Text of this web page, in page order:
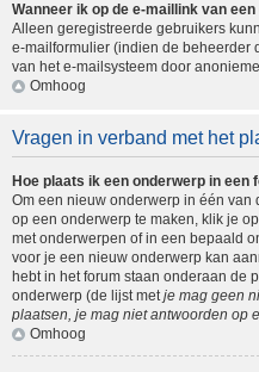
Wanneer ik op de e-maillink van
Alleen geregistreerde gebruikers
e-mailformulier (indien de beheerder
van het e-mailsysteem door
Omhoog
Vragen in verband met het
Hoe plaats ik een onderwerp in
Om een nieuw onderwerp in één van
op een onderwerp te maken, klik je
met onderwerpen of in een bepaald
voor je een nieuw onderwerp kan
hebt in het forum staan onderaan de
onderwerp (de lijst metje mag geen
plaatsen, je mag niet antwoorden op
Omhoog